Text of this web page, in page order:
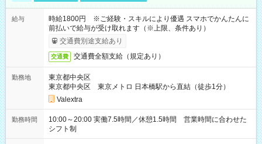
給与
時給1800円 ※ご経験・スキルにより優遇 スマホでかんたんに
前払いで給与が受け取れます（※上限、条件あり）
交通費別途支給あり
交通費 交通費全額支給（規定あり）
勤務地
東京都中央区
東京都中央区 東京メトロ 日本橋駅から直結（徒歩1分）
Valextra
勤務時間
10:00～20:00 実働7.5時間／休憩1.5時間 営業時間に合わせた
シフト制